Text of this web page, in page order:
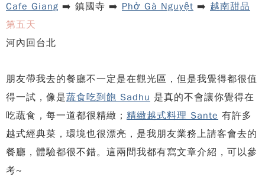
Cafe Giang ➡️ 鎮國寺 ➡️ Phở Gà Nguyệt ➡️ 越南甜品
第五天
河內回台北
朋友帶我去的餐廳不一定是在觀光區，但是我覺得都很值
得一試，像是蔬食吃到飽 Sadhu 是真的不會讓你覺得在
吃蔬食，每一道都很精緻； 精緻越式料理 Sante 有許多
越式經典菜，環境也很漂亮，是我朋友業務上請客會去的
餐廳，體驗都很不錯。這兩間我都有寫文章介紹，可以參
考~